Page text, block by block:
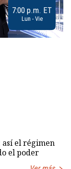
7:00 p.m. ET
Lun - Vie
así el régimen
el poder